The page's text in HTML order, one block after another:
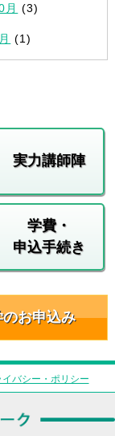
月 (3)
(1)
実力講師陣
学費・
申込手続き
のお申込み
イバシー・ポリシー